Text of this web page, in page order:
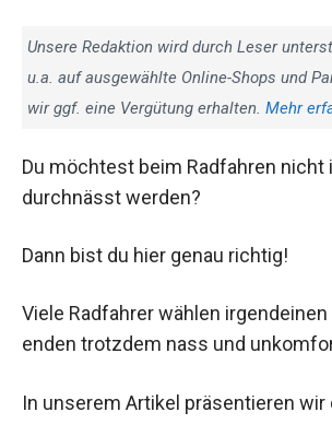
Unsere Redaktion wird durch Leser
u.a. auf ausgewählte Online-Shops und
wir ggf. eine Vergütung erhalten. Mehr
Du möchtest beim Radfahren nicht
durchnässt werden?
Dann bist du hier genau richtig!
Viele Radfahrer wählen
enden trotzdem nass und
In unserem Artikel präsentieren wir